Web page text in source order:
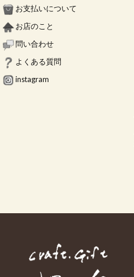
お支払いについて
お店のこと
問い合わせ
よくある質問
instagram